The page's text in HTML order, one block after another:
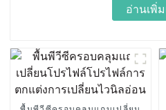
อ่านเพิ่ม